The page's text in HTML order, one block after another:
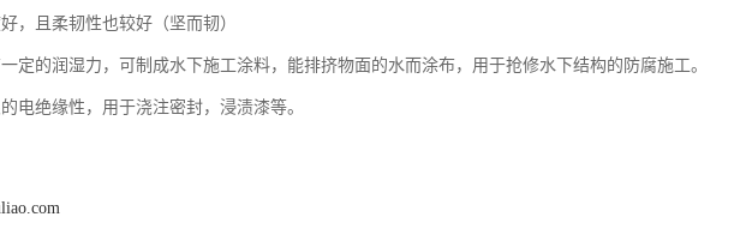
，且柔韧性也较好（坚而韧）
定的润湿力，可制成水下施工涂料，能排挤物面的水而涂布，用于抢修水下结构的防腐施工。
电绝缘性，用于浇注密封，浸渍漆等。